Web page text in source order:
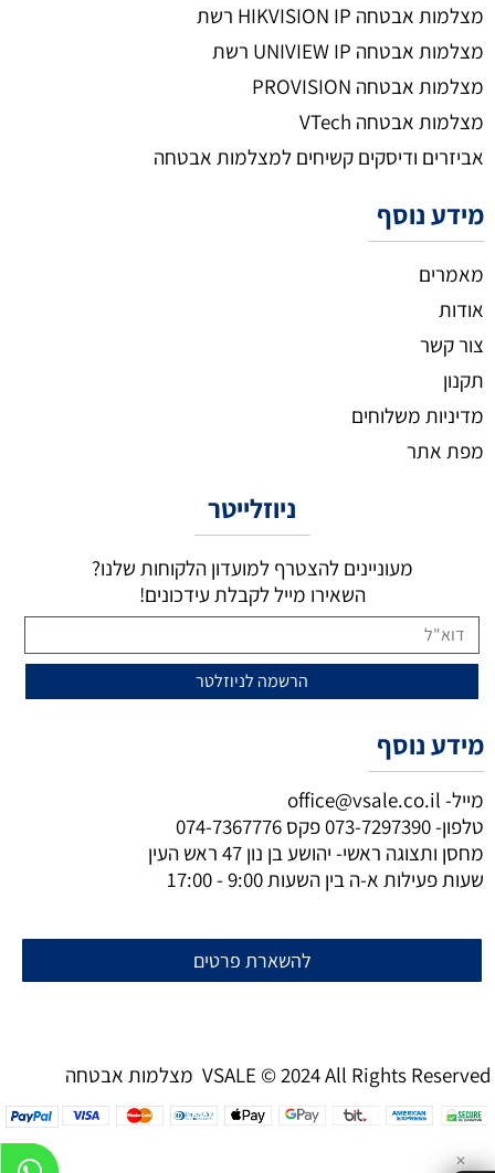
מצלמות אבטחה HIKVISION IP רשת
מצלמות אבטחה UNIVIEW IP רשת
מצלמות אבטחה PROVISION
מצלמות אבטחה VTech
אביזרים ודיסקים קשיחים למצלמות אבטחה
מידע נוסף
מאמרים
אודות
צור קשר
תקנון
מדיניות משלוחים
מפת אתר
ניוזלייטר
מעוניינים להצטרף למועדון הלקוחות שלנו?
השאירו מייל לקבלת עידכונים!
מידע נוסף
מייל- office@vsale.co.il
טלפון-073-7297390פקס 074-7367776
מחסן ותצוגה ראשי- יהושע בן נון 47 ראש העין
שעות פעילות א-ה בין השעות 9:00 - 17:00
להשארת פרטים
מצלמות אבטחה VSALE © 2024 All Rights Reserved
✕